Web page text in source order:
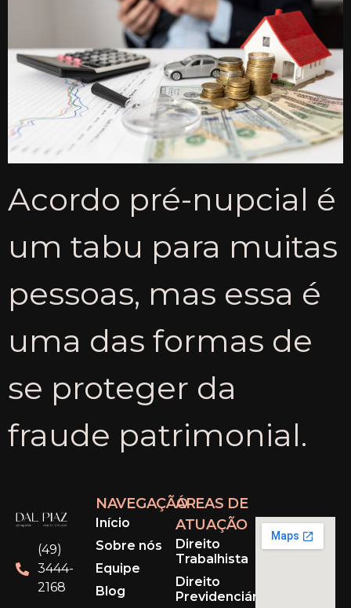
Acordo pré-nupcial é
um tabu para muitas
pessoas, mas essa é
uma das formas de
se proteger da
fraude patrimonial.
(49)
3444-
2168
NAVEGAÇÃO
Início
Sobre nós
Equipe
Blog
ÁREAS DE
ATUAÇÃO
Direito
Trabalhista
Direito
Previdenciário